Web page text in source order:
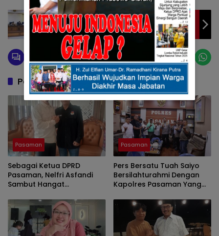
DPRD Kabupaten Agam Gelar Rapat
Paripurna TA 2023, Optimalkan Identifikasi
isu-isu Strategis dan Permasalahan yang
Berkembang di Masyarakat
Pos Terkait
Pasaman
Sebagai Ketua DPRD
Pasaman, Nelfri Asfandi
Sambut Hangat
Tuah Saiyo.
Pasaman
Pers Bersatu Tuah Saiyo
Bersilahturahmi Dengan
Kapolres Pasaman Yang